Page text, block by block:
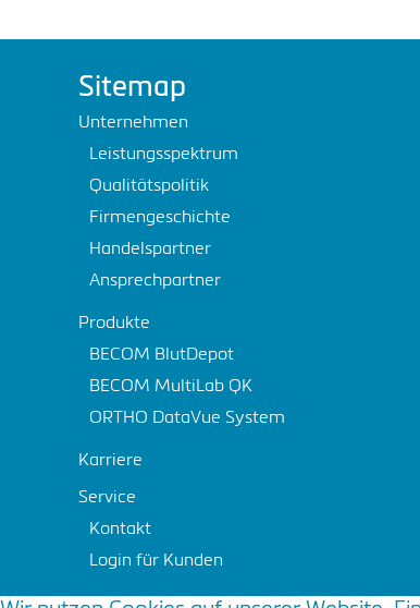
Sitemap
Unternehmen
Leistungsspektrum
Qualitätspolitik
Firmengeschichte
Handelspartner
Ansprechpartner
Produkte
BECOM BlutDepot
BECOM MultiLab QK
ORTHO DataVue System
Karriere
Service
Kontakt
Login für Kunden